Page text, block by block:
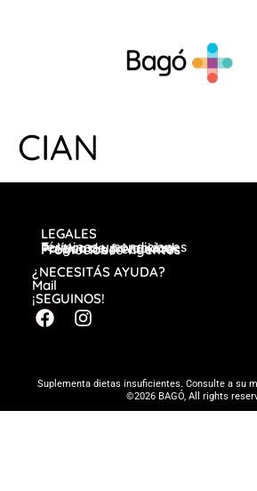
CIAN
LEGALES
Términos y condiciones
Política de privacidad
Preguntas frecuentes
Promociones vigentes
¿NECESITÁS AYUDA?
Mail
¡SEGUINOS!
Suplementa dietas insuficientes. Consulte a su
©2026 BAGÓ, All rights